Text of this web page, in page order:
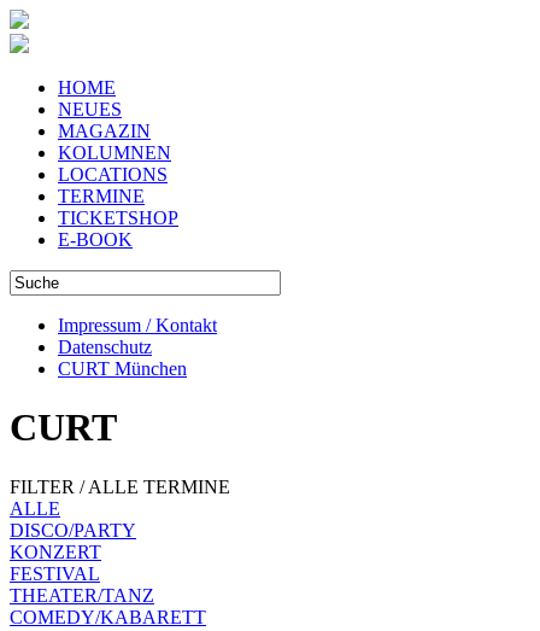
HOME
NEUES
MAGAZIN
KOLUMNEN
LOCATIONS
TERMINE
TICKETSHOP
E-BOOK
Impressum / Kontakt
Datenschutz
CURT München
CURT
FILTER / ALLE TERMINE
ALLE
DISCO/PARTY
KONZERT
FESTIVAL
THEATER/TANZ
COMEDY/KABARETT